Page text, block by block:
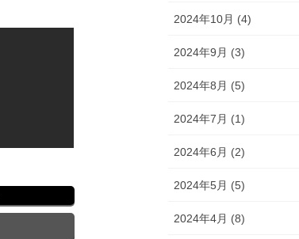
2024年10月 (4)
2024年9月 (3)
2024年8月 (5)
2024年7月 (1)
2024年6月 (2)
2024年5月 (5)
2024年4月 (8)